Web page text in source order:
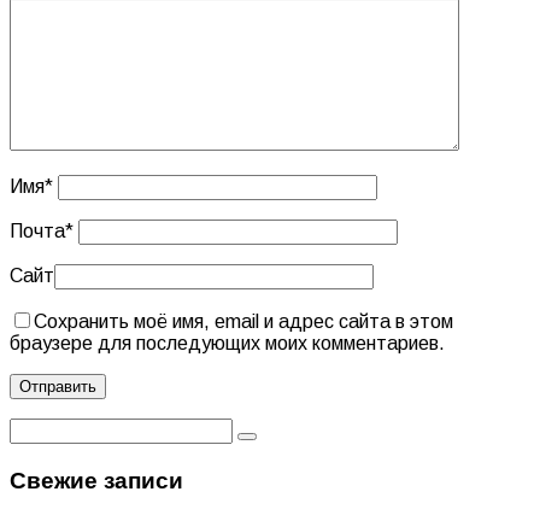
Имя*
Почта*
Сайт
Сохранить моё имя, email и адрес сайта в этом
браузере для последующих моих комментариев.
Свежие записи